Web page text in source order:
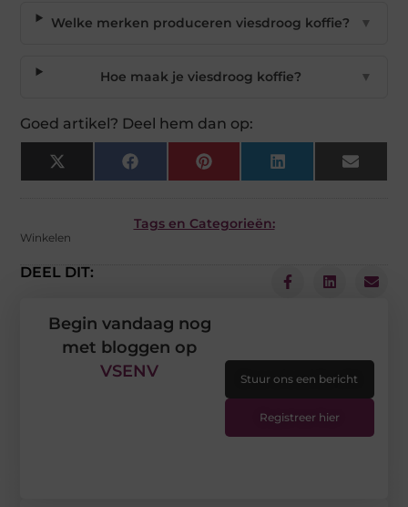
Welke merken produceren viesdroog koffie? ▼
Hoe maak je viesdroog koffie? ▼
Goed artikel? Deel hem dan op:
X
(Twitter)
Facebook Pinterest LinkedIn Email
Tags en Categorieën:
Winkelen
DEEL DIT:
Begin vandaag nog
met bloggen op
VSENV
Stuur ons een bericht
Registreer hier